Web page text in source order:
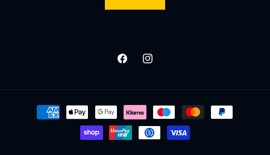
FacebookInstagram
Zahlungsmethoden